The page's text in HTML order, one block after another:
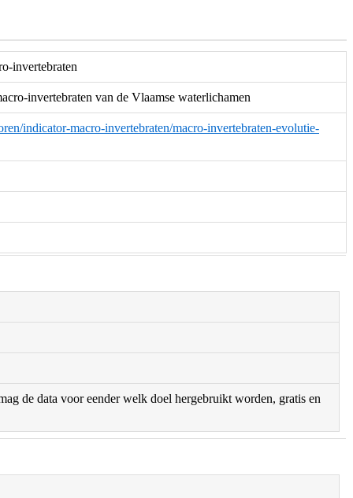
invertebraten
invertebraten van de Vlaamse waterlichamen
indicator-macro-invertebraten/macro-invertebraten-evolutie-
de data voor eender welk doel hergebruikt worden, gratis en